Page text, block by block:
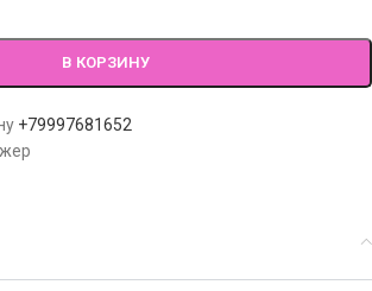
В КОРЗИНУ
+79997681652